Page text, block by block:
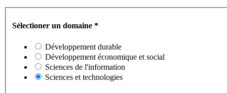
Sélectioner un domaine *
Développement durable
Développement économique et social
Sciences de l'information
Sciences et technologies